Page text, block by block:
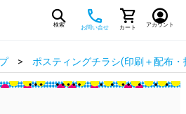
検索 お問い合せ カート アカウント
ポスティングチラシ(印刷＋配布・